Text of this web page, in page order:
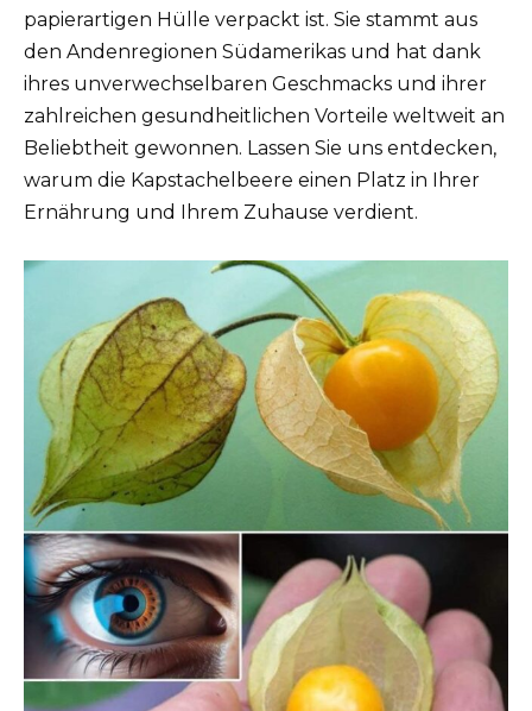
papierartigen Hülle verpackt ist. Sie stammt aus
den Andenregionen Südamerikas und hat dank
ihres unverwechselbaren Geschmacks und ihrer
zahlreichen gesundheitlichen Vorteile weltweit an
Beliebtheit gewonnen. Lassen Sie uns entdecken,
warum die Kapstachelbeere einen Platz in Ihrer
Ernährung und Ihrem Zuhause verdient.